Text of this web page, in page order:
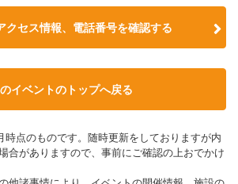
クセス情報、電話番号を確認する
イベントのトップへ戻る
点のものです。随時更新をしておりますが内
合がありますので、事前にご確認の上おでかけ